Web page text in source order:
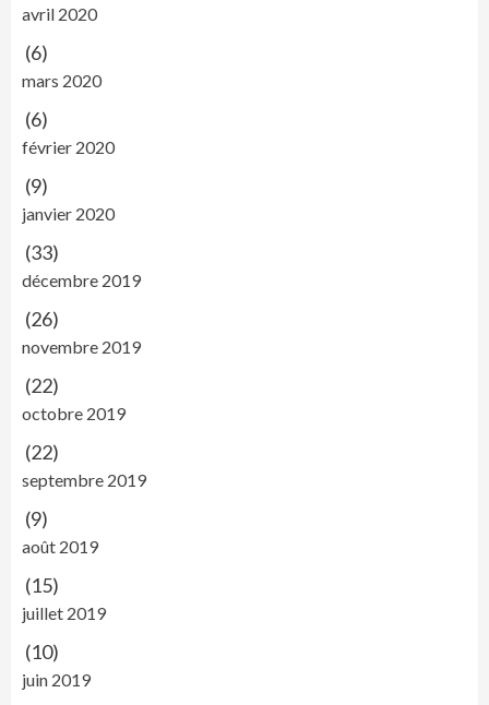
avril 2020
(6)
mars 2020
(6)
février 2020
(9)
janvier 2020
(33)
décembre 2019
(26)
novembre 2019
(22)
octobre 2019
(22)
septembre 2019
(9)
août 2019
(15)
juillet 2019
(10)
juin 2019